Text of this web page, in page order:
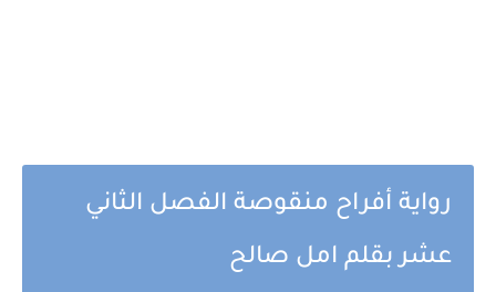
رواية أفراح منقوصة الفصل الثاني
عشر بقلم امل صالح